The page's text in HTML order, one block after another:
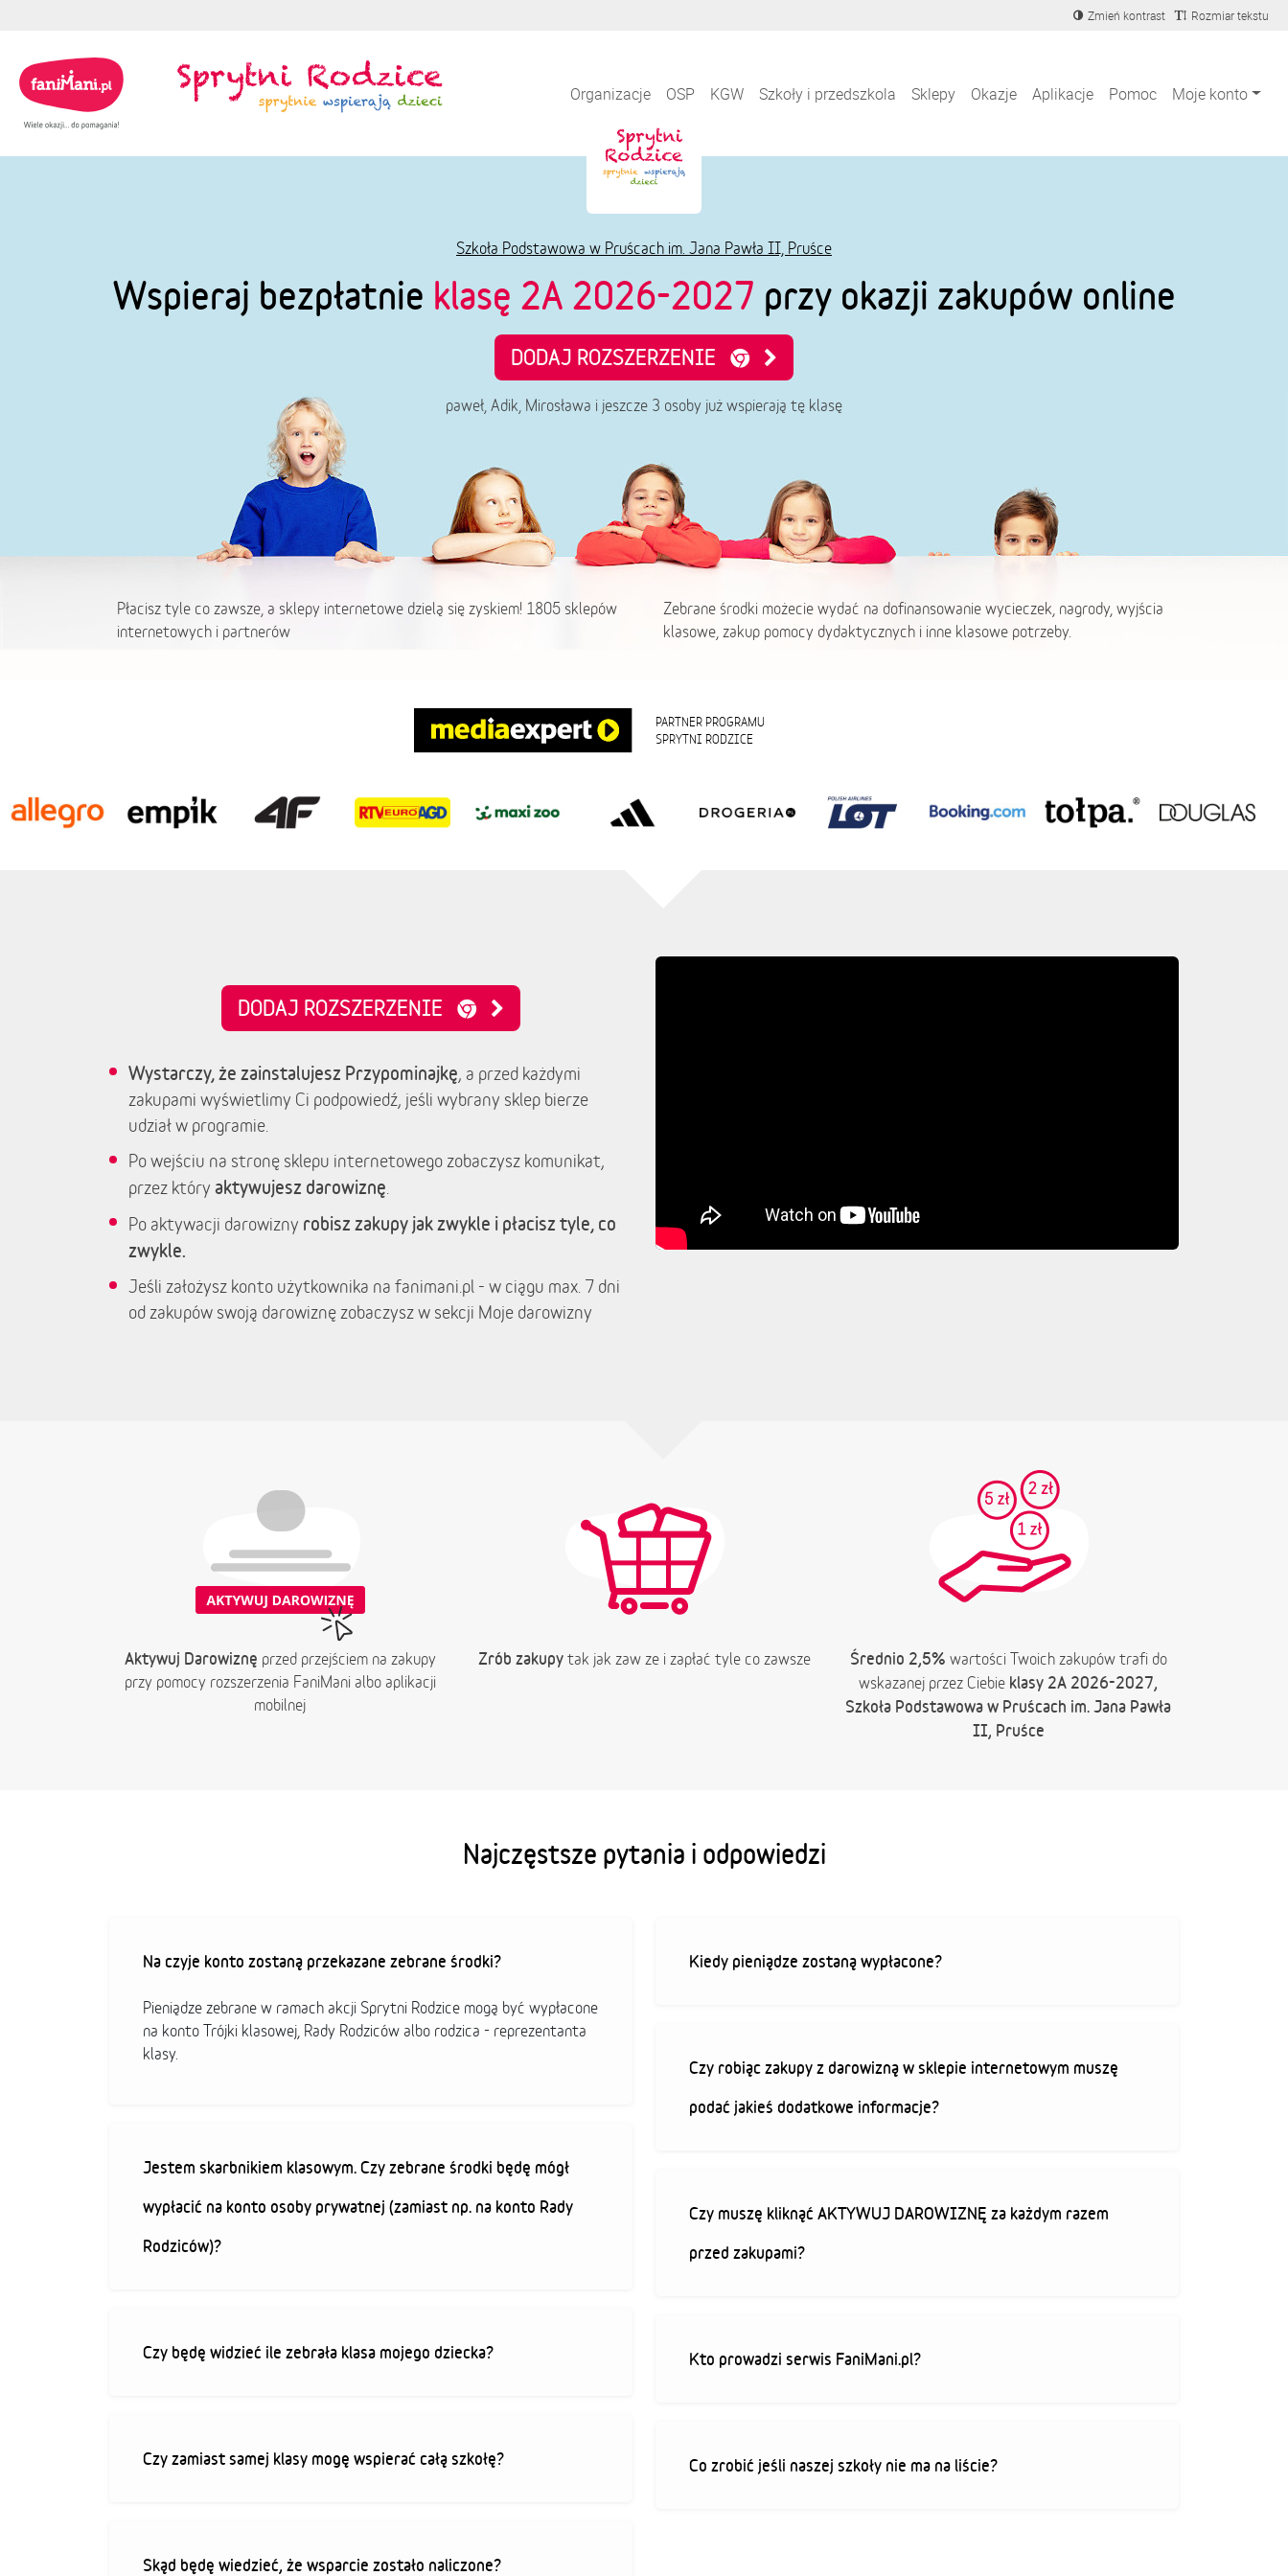
Zmień kontrast Rozmiar tekstu
Organizacje OSP KGW Szkoły i przedszkola Sklepy Okazje Aplikacje Pomoc Moje konto
Szkoła Podstawowa w Pruścach im. Jana Pawła II, Pruśce
Wspieraj bezpłatnie klasę 2A 2026-2027 przy okazji zakupów online
DODAJ ROZSZERZENIE
paweł, Adik, Mirosława i jeszcze 3 osoby już wspierają tę klasę
Płacisz tyle co zawsze, a sklepy internetowe dzielą się zyskiem! 1805 sklepów
internetowych i partnerów
Zebrane środki możecie wydać na dofinansowanie wycieczek, nagrody, wyjścia
klasowe, zakup pomocy dydaktycznych i inne klasowe potrzeby.
PARTNER PROGRAMU
SPRYTNI RODZICE
DODAJ ROZSZERZENIE
Wystarczy, że zainstalujesz Przypominajkę, a przed każdymi
zakupami wyświetlimy Ci podpowiedź, jeśli wybrany sklep bierze
udział w programie.
Po wejściu na stronę sklepu internetowego zobaczysz komunikat,
przez który aktywujesz darowiznę
Po aktywacji darowizny robisz zakupy jak zwykle i płacisz tyle, co
zwykle.
Jeśli założysz konto użytkownika na fanimani.pl - w ciągu max. 7 dni
od zakupów swoją darowiznę zobaczysz w sekcji Moje darowizny
Aktywuj Darowiznę przed przejściem na zakupy
przy pomocy rozszerzenia FaniMani albo aplikacji
mobilnej
Zrób zakupytak jak zaw ze i zapłać tyle co zawsze Średnio 2,5% wartości Twoich zakupów trafi do
wskazanej przez Ciebie klasy 2A 2026-2027,
Szkoła Podstawowa w Pruścach im. Jana Pawła
II, Pruśce
Najczęstsze pytania i odpowiedzi
Na czyje konto zostaną przekazane zebrane środki?
Pieniądze zebrane w ramach akcji Sprytni Rodzice mogą być wypłacone
na konto Trójki klasowej, Rady Rodziców albo rodzica - reprezentanta
klasy.
Jestem skarbnikiem klasowym. Czy zebrane środki będę mógł
wypłacić na konto osoby prywatnej (zamiast np. na konto Rady
Rodziców)?
Czy będę widzieć ile zebrała klasa mojego dziecka?
Czy zamiast samej klasy mogę wspierać całą szkołę?
Skąd będę wiedzieć, że wsparcie zostało naliczone?
Kiedy pieniądze zostaną wypłacone?
Czy robiąc zakupy z darowizną w sklepie internetowym muszę
podać jakieś dodatkowe informacje?
Czy muszę kliknąć AKTYWUJ DAROWIZNĘ za każdym razem
przed zakupami?
Kto prowadzi serwis FaniMani.pl?
Co zrobić jeśli naszej szkoły nie ma na liście?